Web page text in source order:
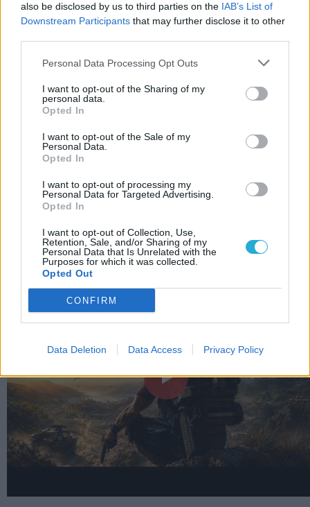
also be disclosed by us to third parties on the IAB’s List of
Downstream Participants that may further disclose it to other
Personal Data Processing Opt Outs
I want to opt-out of the Sharing of my
personal data.
Opted In
I want to opt-out of the Sale of my
Personal Data.
Opted In
I want to opt-out of processing my
Personal Data for Targeted Advertising.
Opted In
I want to opt-out of Collection, Use,
Retention, Sale, and/or Sharing of my
Personal Data that Is Unrelated with the
Purposes for which it was collected.
Opted Out
CONFIRM
Data Deletion Data Access Privacy Policy
Csapd be az AI-t! Állítsd be itt, hogy a PC
Guru tartalmairól véletlenül se maradj le
KAPCSOLÓDÓ HÍREK
Most épp a GTA 6 a hibás azért, hogy nem
jelenik meg idén a Star Citizen
Sok játékosnak nem 100, hanem több mint
1000 dollárba fog kerülni a GTA 6
LEGFRISSEBB VIDEÓNK